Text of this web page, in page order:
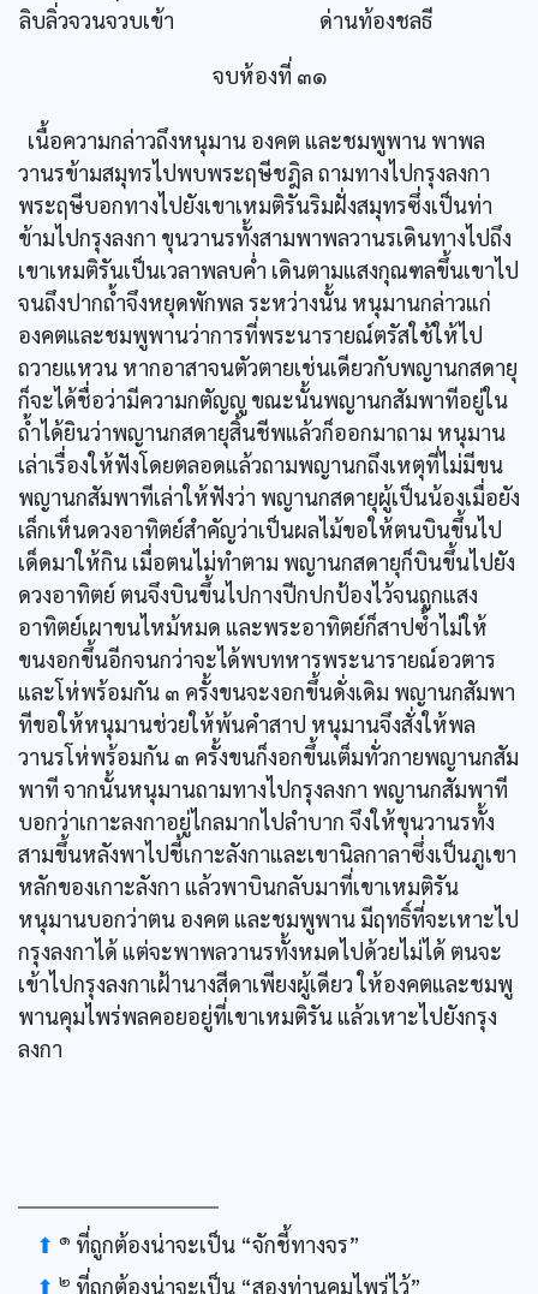
ลิบลิ่วจวนจวบเข้า
ด่านท้องชลธี
จบห้องที่ ๓๑
เนื้อความกล่าวถึงหนุมาน องคต และชมพูพาน พาพล
วานรข้ามสมุทรไปพบพระฤษีชฎิล ถามทางไปกรุงลงกา
พระฤษีบอกทางไปยังเขาเหมติรันริมฝั่งสมุทรซึ่งเป็นท่า
ข้ามไปกรุงลงกา ขุนวานรทั้งสามพาพลวานรเดินทางไปถึง
เขาเหมติรันเป็นเวลาพลบค่ำ เดินตามแสงกุณฑลขึ้นเขาไป
จนถึงปากถ้ำจึงหยุดพักพล ระหว่างนั้น หนุมานกล่าวแก่
องคตและชมพูพานว่าการที่พระนารายณ์ตรัสใช้ให้ไป
ถวายแหวน หากอาสาจนตัวตายเช่นเดียวกับพญานกสดายุ
ก็จะได้ชื่อว่ามีความกตัญญู ขณะนั้นพญานกสัมพาทีอยู่ใน
ถ้ำได้ยินว่าพญานกสดายุสิ้นชีพแล้วก็ออกมาถาม หนุมาน
เล่าเรื่องให้ฟังโดยตลอดแล้วถามพญานกถึงเหตุที่ไม่มีขน
พญานกสัมพาทีเล่าให้ฟังว่า พญานกสดายุผู้เป็นน้องเมื่อยัง
เล็กเห็นดวงอาทิตย์สำคัญว่าเป็นผลไม้ขอให้ตนบินขึ้นไป
เด็ดมาให้กิน เมื่อตนไม่ทำตาม พญานกสดายุก็บินขึ้นไปยัง
ดวงอาทิตย์ ตนจึงบินขึ้นไปกางปีกปกป้องไว้จนถูกแสง
อาทิตย์เผาขนไหม้หมด และพระอาทิตย์ก็สาปซ้ำไม่ให้
ขนงอกขึ้นอีกจนกว่าจะได้พบทหารพระนารายณ์อวตาร
และโห่พร้อมกัน ๓ ครั้งขนจะงอกขึ้นดั่งเดิม พญานกสัมพา
ทีขอให้หนุมานช่วยให้พ้นคำสาป หนุมานจึงสั่งให้พล
วานรโห่พร้อมกัน ๓ ครั้งขนก็งอกขึ้นเต็มทั่วกายพญานกสัม
พาที จากนั้นหนุมานถามทางไปกรุงลงกา พญานกสัมพาที
บอกว่าเกาะลงกาอยู่ไกลมากไปลำบาก จึงให้ขุนวานรทั้ง
สามขึ้นหลังพาไปชี้เกาะลังกาและเขานิลกาลาซึ่งเป็นภูเขา
หลักของเกาะลังกา แล้วพาบินกลับมาที่เขาเหมติรัน
หนุมานบอกว่าตน องคต และชมพูพาน มีฤทธิ์ที่จะเหาะไป
กรุงลงกาได้ แต่จะพาพลวานรทั้งหมดไปด้วยไม่ได้ ตนจะ
เข้าไปกรุงลงกาเฝ้านางสีดาเพียงผู้เดียว ให้องคตและชมพู
พานคุมไพร่พลคอยอยู่ที่เขาเหมติรัน แล้วเหาะไปยังกรุง
ลงกา
⬆ ๑ ที่ถูกต้องน่าจะเป็น “จักชี้ทางจร”
⬆ ๒ ที่ถูกต้องน่าจะเป็น “สองท่านคุมไพร่ไว้”